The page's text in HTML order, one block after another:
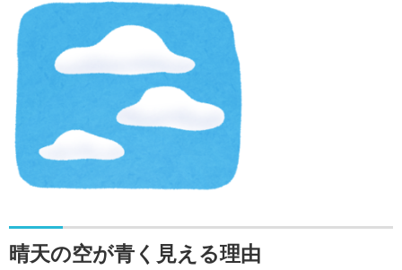
晴天の空が青く見える理由